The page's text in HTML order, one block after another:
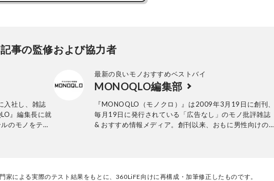
事の監修および協力者
入社し、雑誌
』編集長に就
のモノをテス
最新の良いモノおすすめベストバイ
MONOQLO編集部
『MONOQLO（モノクロ）』は2009年3月19日に創刊、
毎月19日に発行されている「広告なし」のモノ批評雑誌
& おすすめ情報メディア。創刊以来、おもに男性向けの生
11名以上の編集体制で日々の検証・記事制作を行ってい
による実際のテスト結果をもとに、360LiFE向けに再構成・加筆修正したものです。